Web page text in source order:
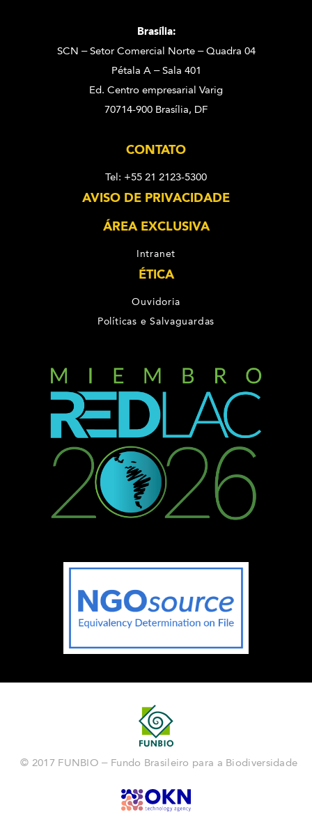
Brasília:
SCN – Setor Comercial Norte – Quadra 04
Pétala A – Sala 401
Ed. Centro empresarial Varig
70714-900 Brasília, DF
CONTATO
Tel: +55 21 2123-5300
AVISO DE PRIVACIDADE
ÁREA EXCLUSIVA
Intranet
ÉTICA
Ouvidoria
Políticas e Salvaguardas
© 2017 FUNBIO – Fundo Brasileiro para a Biodiversidade